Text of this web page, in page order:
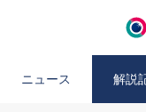
ニュース 解説